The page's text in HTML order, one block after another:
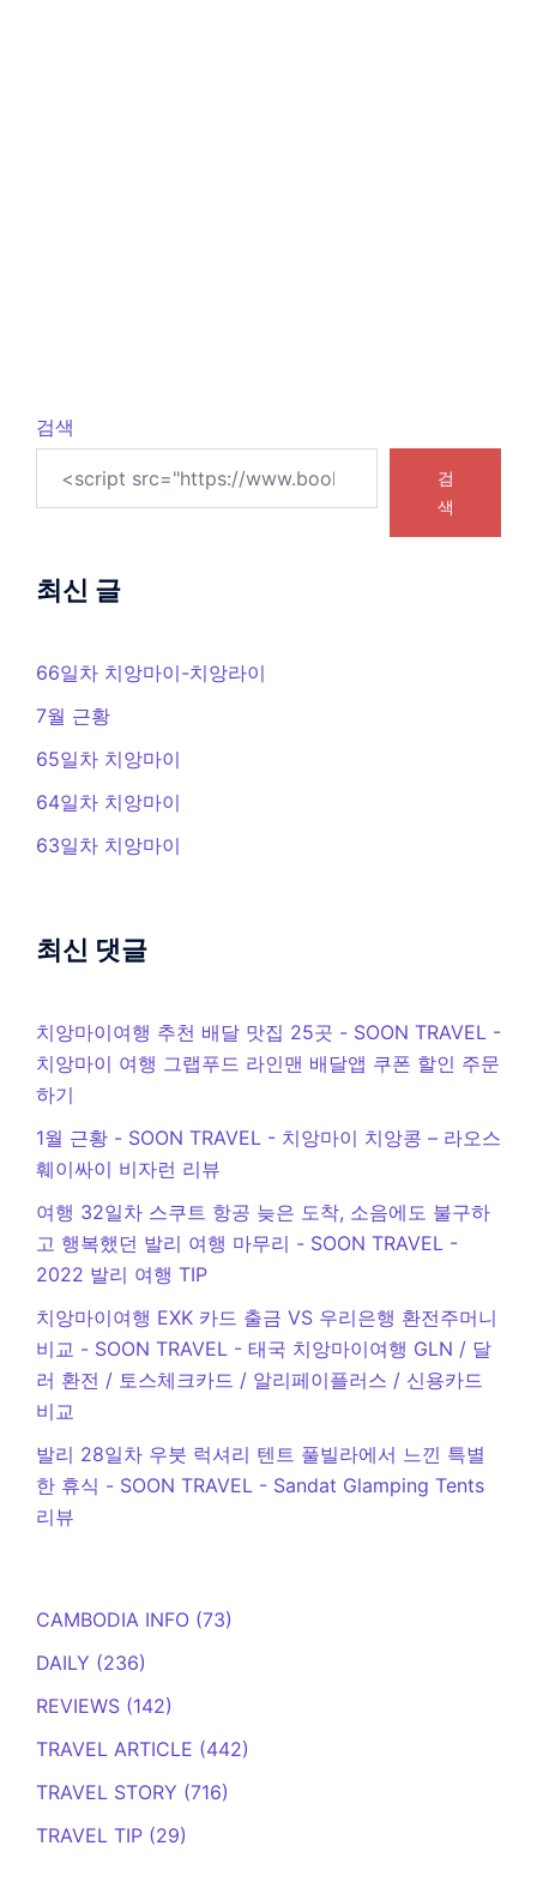
검색
검
색
최신 글
66일차 치앙마이-치앙라이
7월 근황
65일차 치앙마이
64일차 치앙마이
63일차 치앙마이
최신 댓글
치앙마이여행 추천 배달 맛집 25곳 - SOON TRAVEL -
치앙마이 여행 그랩푸드 라인맨 배달앱 쿠폰 할인 주문
하기
1월 근황 - SOON TRAVEL - 치앙마이 치앙콩 – 라오스
훼이싸이 비자런 리뷰
여행 32일차 스쿠트 항공 늦은 도착, 소음에도 불구하
고 행복했던 발리 여행 마무리 - SOON TRAVEL -
2022 발리 여행 TIP
치앙마이여행 EXK 카드 출금 VS 우리은행 환전주머니
비교 - SOON TRAVEL - 태국 치앙마이여행 GLN / 달
러 환전 / 토스체크카드 / 알리페이플러스 / 신용카드
비교
발리 28일차 우붓 럭셔리 텐트 풀빌라에서 느낀 특별
한 휴식 - SOON TRAVEL - Sandat Glamping Tents
리뷰
CAMBODIA INFO (73)
DAILY (236)
REVIEWS (142)
TRAVEL ARTICLE (442)
TRAVEL STORY (716)
TRAVEL TIP (29)